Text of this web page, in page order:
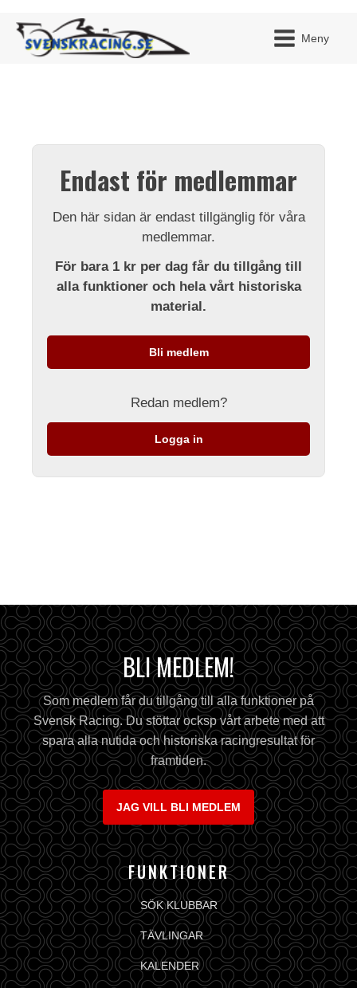
Meny
Endast för medlemmar
Den här sidan är endast tillgänglig för våra
medlemmar.
För bara 1 kr per dag får du tillgång till
alla funktioner och hela vårt historiska
material.
Bli medlem
Redan medlem?
Logga in
BLI MEDLEM!
Som medlem får du tillgång till alla funktioner på
Svensk Racing. Du stöttar ocksp vårt arbete med att
spara alla nutida och historiska racingresultat för
framtiden.
JAG VILL BLI MEDLEM
FUNKTIONER
SÖK KLUBBAR
TÄVLINGAR
KALENDER